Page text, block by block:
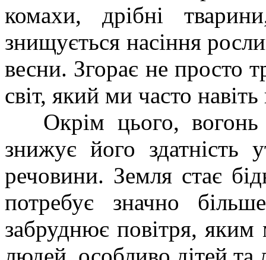
комахи, дрібні
знищується насіння
весни. Згорає не просто
світ, який ми часто
Окрім цього, вогонь
знижує його здатність
речовини. Земля стає
потребує значно
забруднює повітря,